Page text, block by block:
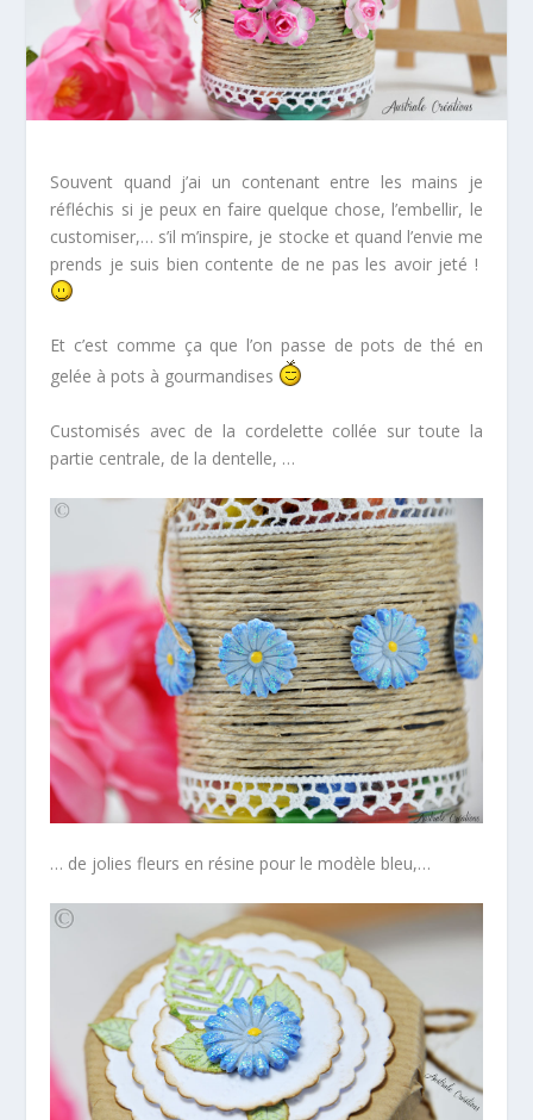
Souvent quand j’ai un contenant entre les mains je
réfléchis si je peux en faire quelque chose, l’embellir, le
customiser,… s’il m’inspire, je stocke et quand l’envie me
prends je suis bien contente de ne pas les avoir jeté !
Et c’est comme ça que l’on passe de pots de thé en
gelée à pots à gourmandises
Customisés avec de la cordelette collée sur toute la
partie centrale, de la dentelle, …
… de jolies fleurs en résine pour le modèle bleu,…